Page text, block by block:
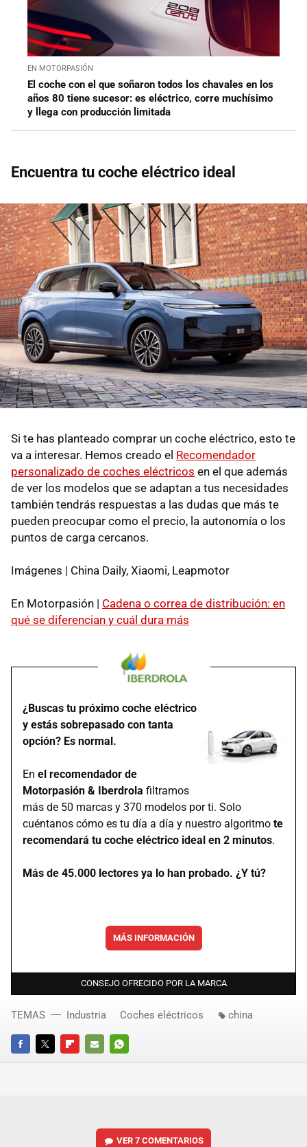
EN MOTORPASIÓN
El coche con el que soñaron todos los chavales en los
años 80 tiene sucesor: es eléctrico, corre muchísimo
y llega con producción limitada
Encuentra tu coche eléctrico ideal
Si te has planteado comprar un coche eléctrico, esto te
va a interesar. Hemos creado el Recomendador
personalizado de coches eléctricos en el que además
de ver los modelos que se adaptan a tus necesidades
también tendrás respuestas a las dudas que más te
pueden preocupar como el precio, la autonomía o los
puntos de carga cercanos.
Imágenes | China Daily, Xiaomi, Leapmotor
En Motorpasión | Cadena o correa de distribución: en
qué se diferencian y cuál dura más
¿Buscas tu próximo coche eléctrico
y estás sobrepasado con tanta
opción? Es normal.
En el recomendador de
Motorpasión & Iberdrola filtramos
más de 50 marcas y 370 modelos por ti. Solo
cuéntanos cómo es tu día a día y nuestro algoritmo te
recomendará tu coche eléctrico ideal en 2 minutos.
Más de 45.000 lectores ya lo han probado. ¿Y tú?
MÁS INFORMACIÓN
CONSEJO OFRECIDO POR LA MARCA
FACEBOOKTWITTERFLIPBOARD
E-
WHATSAPP
TEMAS Industria Coches eléctricos china
VER7 COMENTARIOS